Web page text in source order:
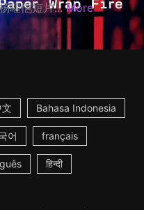
曜恺短片... More
Bahasa Indonesia
어 français
हिन्दी